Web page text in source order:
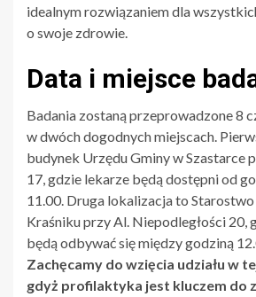
idealnym rozwiązaniem dla
o swoje zdrowie.
Data i miejsce
Badania zostaną przeprowadzone 8
w dwóch dogodnych miejscach.
budynek Urzędu Gminy w Szastarce
17, gdzie lekarze będą dostępni od
11.00. Druga lokalizacja to
Kraśniku przy Al. Niepodległości 20,
będą odbywać się między godziną
Zachęcamy do wzięcia udziału w
gdyż profilaktyka jest kluczem do